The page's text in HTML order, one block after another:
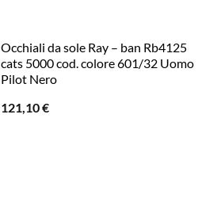
Occhiali da sole Ray – ban Rb4125
cats 5000 cod. colore 601/32 Uomo
Pilot Nero
121,10€